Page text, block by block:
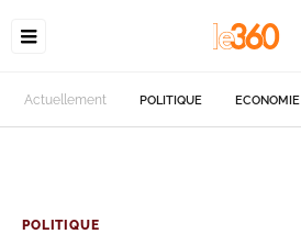
Actuellement POLITIQUE ECONOMIE
POLITIQUE